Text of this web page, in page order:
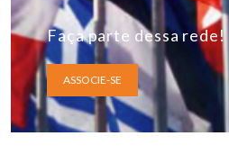
Faça parte dessa rede!
ASSOCIE-SE